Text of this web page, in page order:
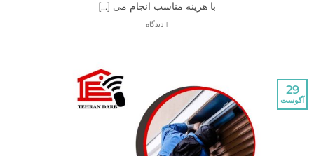
با هزینه مناسب انجام می [...]